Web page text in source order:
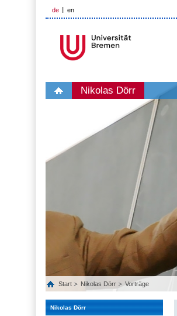
de en
Nikolas Dörr
Start Nikolas Dörr Vorträge
Nikolas Dörr